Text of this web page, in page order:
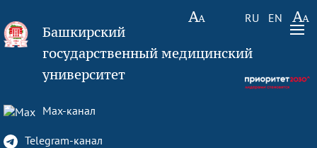
RU EN
Башкирский
государственный медицинский
университет
Max-канал
Telegram-канал